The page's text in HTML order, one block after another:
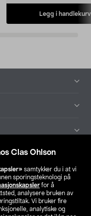
Clas Ohlson
samtykker du i at vi
sporingsteknologi på
for å
analysere bruken av
Vi bruker fire
analytiske og
Legg i handlekurv